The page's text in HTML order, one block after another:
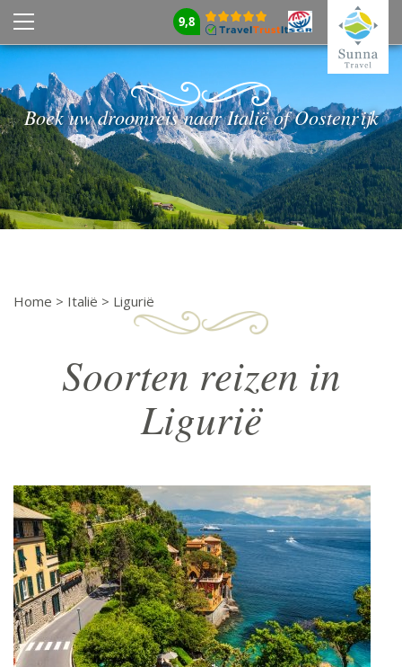
9,8
Boek uw droomreis naar Italië of Oostenrijk
Home > Italië > Ligurië
Soorten reizen in
Ligurië